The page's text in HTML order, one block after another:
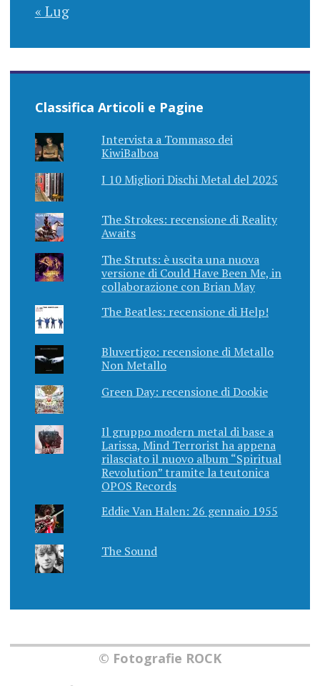
« Lug
Classifica Articoli e Pagine
Intervista a Tommaso dei
KiwiBalboa
I 10 Migliori Dischi Metal del 2025
The Strokes: recensione di Reality
Awaits
The Struts: è uscita una nuova
versione di Could Have Been Me, in
collaborazione con Brian May
The Beatles: recensione di Help!
Bluvertigo: recensione di Metallo
Non Metallo
Green Day: recensione di Dookie
Il gruppo modern metal di base a
Larissa, Mind Terrorist ha appena
rilasciato il nuovo album “Spiritual
Revolution” tramite la teutonica
OPOS Records
Eddie Van Halen: 26 gennaio 1955
The Sound
© Fotografie ROCK